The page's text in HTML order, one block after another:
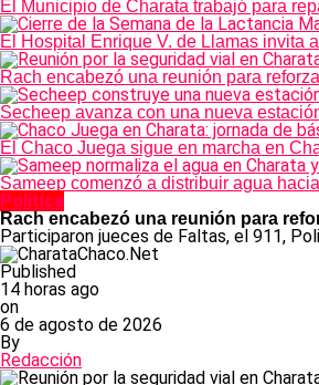
El Municipio de Charata trabajó para
El Hospital Enrique V. de Llamas invita
Rach encabezó una reunión para
Secheep avanza con una nueva
El Chaco Juega sigue en marcha en
Sameep comenzó a distribuir agua
Política
Rach encabezó una reunión para
Participaron jueces de Faltas, el 911,
Published
14 horas ago
on
6 de agosto de 2026
By
Redacción